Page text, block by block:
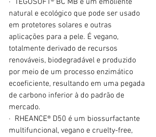
·  TEGOSOFT® BC MB é um emoliente
natural e ecológico que pode ser usado
em protetores solares e outras
aplicações para a pele. É vegano,
totalmente derivado de recursos
renováveis, biodegradável e produzido
por meio de um processo enzimático
ecoeficiente, resultando em uma pegada
de carbono inferior à do padrão de
mercado.
·  RHEANCE® D50 é um biossurfactante
multifuncional, vegano e cruelty-free,